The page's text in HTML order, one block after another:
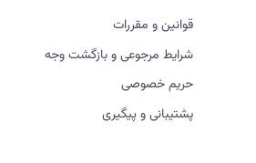
قوانین و مقررات
شرایط مرجوعی و بازگشت وجه
حریم خصوصی
پشتیبانی و پیگیری